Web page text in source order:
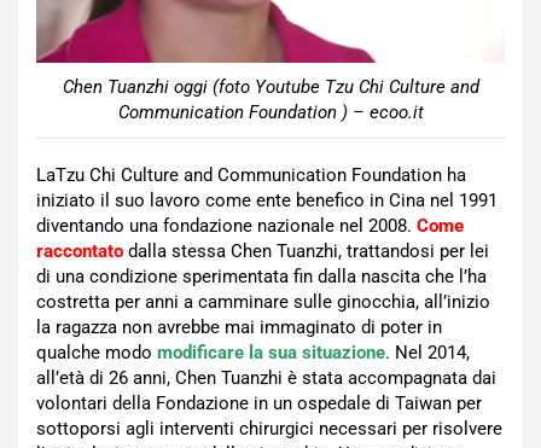
Chen Tuanzhi oggi (foto Youtube Tzu Chi Culture and
Communication Foundation ) – ecoo.it
LaTzu Chi Culture and Communication Foundation ha
iniziato il suo lavoro come ente benefico in Cina nel 1991
diventando una fondazione nazionale nel 2008. Come
raccontato dalla stessa Chen Tuanzhi, trattandosi per lei
di una condizione sperimentata fin dalla nascita che l’ha
costretta per anni a camminare sulle ginocchia, all’inizio
la ragazza non avrebbe mai immaginato di poter in
qualche modo modificare la sua situazione. Nel 2014,
all’età di 26 anni, Chen Tuanzhi è stata accompagnata dai
volontari della Fondazione in un ospedale di Taiwan per
sottoporsi agli interventi chirurgici necessari per risolvere